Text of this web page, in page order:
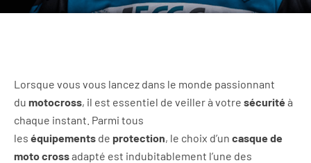
Lorsque vous vous lancez dans le monde passionnant
du motocross, il est essentiel de veiller à votre sécurité à
chaque instant. Parmi tous
les équipements de protection, le choix d’un casque de
moto crossadapté est indubitablement l’une des